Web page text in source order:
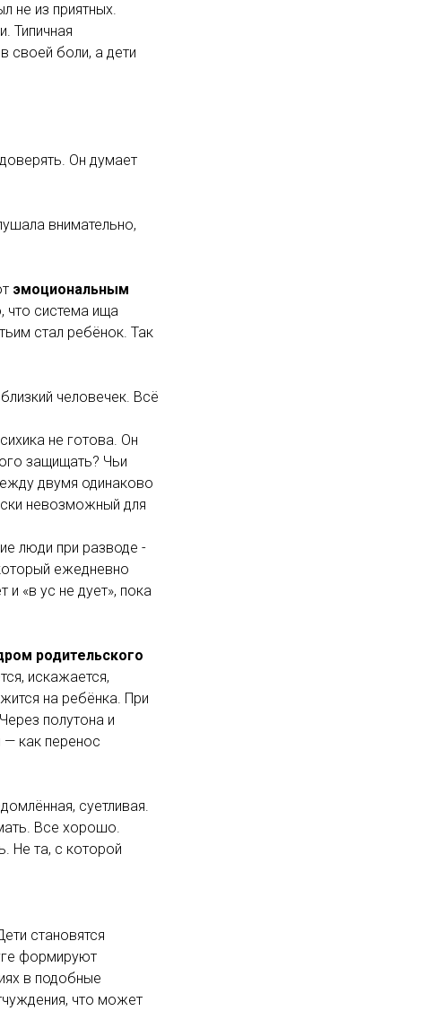
не из приятных.
Типичная
своей боли, а дети
Он думает
внимательно,
эмоциональным
что система ища
стал ребёнок. Так
человечек. Всё
не готова. Он
защищать? Чьи
двумя одинаково
невозможный для
люди при разводе -
ежедневно
«в ус не дует», пока
родительского
искажается,
на ребёнка. При
полутона и
как перенос
суетливая.
Все хорошо.
Не та, с которой
становятся
формируют
в подобные
что может